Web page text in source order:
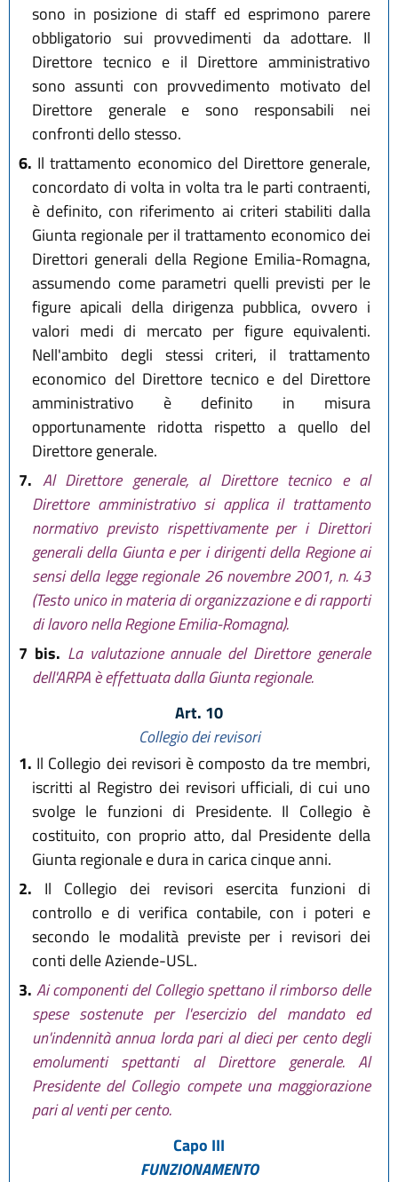
sono in posizione di staff ed esprimono parere
obbligatorio sui provvedimenti da adottare. Il
Direttore tecnico e il Direttore amministrativo
sono assunti con provvedimento motivato del
Direttore generale e sono responsabili nei
confronti dello stesso.
6. Il trattamento economico del Direttore generale,
concordato di volta in volta tra le parti contraenti,
è definito, con riferimento ai criteri stabiliti dalla
Giunta regionale per il trattamento economico dei
Direttori generali della Regione Emilia-Romagna,
assumendo come parametri quelli previsti per le
figure apicali della dirigenza pubblica, ovvero i
valori medi di mercato per figure equivalenti.
Nell'ambito degli stessi criteri, il trattamento
economico del Direttore tecnico e del Direttore
amministrativo è definito in misura
opportunamente ridotta rispetto a quello del
Direttore generale.
7. Al Direttore generale, al Direttore tecnico e al
Direttore amministrativo si applica il trattamento
normativo previsto rispettivamente per i Direttori
generali della Giunta e per i dirigenti della Regione ai
sensi della legge regionale 26 novembre 2001, n. 43
(Testo unico in materia di organizzazione e di rapporti
di lavoro nella Regione Emilia-Romagna).
7 bis. La valutazione annuale del Direttore generale
dell'ARPA è effettuata dalla Giunta regionale.
Art. 10
Collegio dei revisori
1. Il Collegio dei revisori è composto da tre membri,
iscritti al Registro dei revisori ufficiali, di cui uno
svolge le funzioni di Presidente. Il Collegio è
costituito, con proprio atto, dal Presidente della
Giunta regionale e dura in carica cinque anni.
2. Il Collegio dei revisori esercita funzioni di
controllo e di verifica contabile, con i poteri e
secondo le modalità previste per i revisori dei
conti delle Aziende-USL.
3. Ai componenti del Collegio spettano il rimborso delle
spese sostenute per l'esercizio del mandato ed
un'indennità annua lorda pari al dieci per cento degli
emolumenti spettanti al Direttore generale. Al
Presidente del Collegio compete una maggiorazione
pari al venti per cento.
Capo III
FUNZIONAMENTO